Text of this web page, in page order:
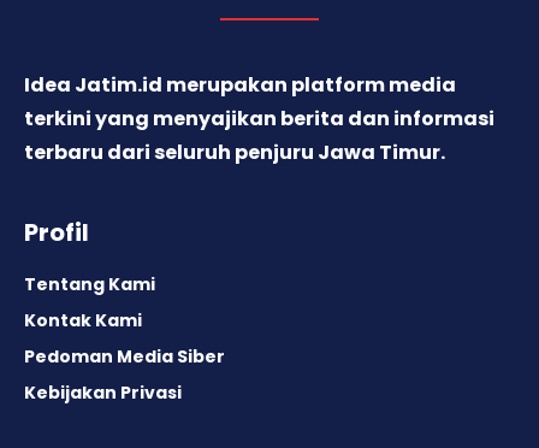
Idea Jatim.id merupakan platform media
terkini yang menyajikan berita dan informasi
terbaru dari seluruh penjuru Jawa Timur.
Profil
Tentang Kami
Kontak Kami
Pedoman Media Siber
Kebijakan Privasi